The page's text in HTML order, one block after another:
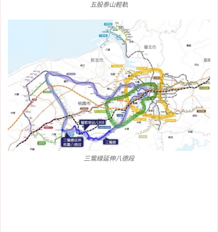
五股泰山輕軌
三鶯線延伸八德段